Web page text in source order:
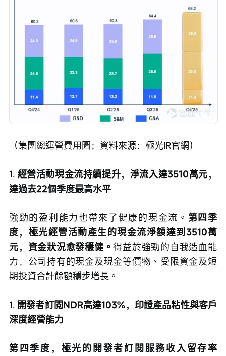
（集團總運營費用圖；資料來源：極光IR官網）
1. 經營活動現金流持續提升，淨流入達3510萬元，
達過去22個季度最高水平
強勁的盈利能力也帶來了健康的現金流。 第四季
度，極光經營活動產生的現金流淨額達到3510萬
元，資金狀況愈發穩健。得益於強勁的自我造血能
力，公司持有的現金及現金等價物、受限資金及短
期投資合計餘額穩步增長。
1. 開發者訂閱NDR高達103%，印證產品粘性與客戶
深度經營能力
第四季度，極光的開發者訂閱服務收入留存率